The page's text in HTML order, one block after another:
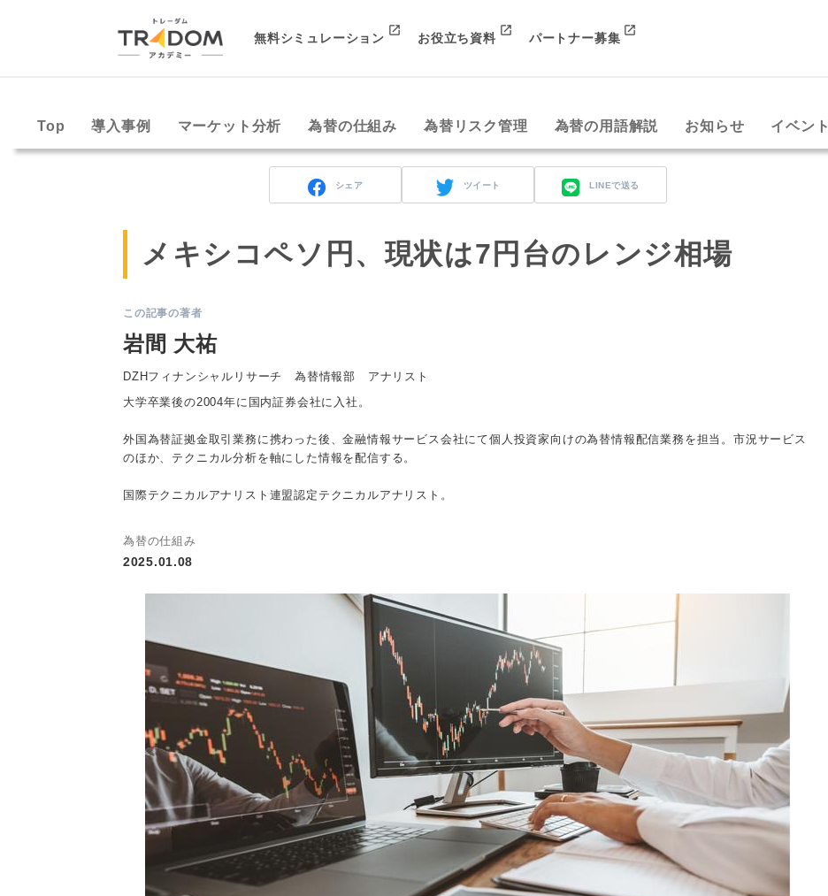
無料シミュレーション お役立ち資料 パートナー募集
Top 導入事例 マーケット分析 為替の仕組み 為替リスク管理 為替の用語解説 お知らせ イベント
シェア ツイート LINEで送る
メキシコペソ円、現状は7円台のレンジ相場
この記事の著者
岩間 大祐
DZHフィナンシャルリサーチ 為替情報部 アナリスト
大学卒業後の2004年に国内証券会社に入社。
外国為替証拠金取引業務に携わった後、金融情報サービス会社にて個人投資家向けの為替情報配信業務を担当。市況サービス
のほか、テクニカル分析を軸にした情報を配信する。
国際テクニカルアナリスト連盟認定テクニカルアナリスト。
為替の仕組み
2025.01.08